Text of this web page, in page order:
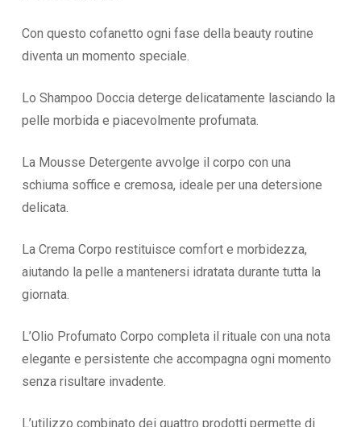
Con questo cofanetto ogni fase della beauty routine
diventa un momento speciale.
Lo Shampoo Doccia deterge delicatamente lasciando la
pelle morbida e piacevolmente profumata.
La Mousse Detergente avvolge il corpo con una
schiuma soffice e cremosa, ideale per una detersione
delicata.
La Crema Corpo restituisce comfort e morbidezza,
aiutando la pelle a mantenersi idratata durante tutta la
giornata.
L’Olio Profumato Corpo completa il rituale con una nota
elegante e persistente che accompagna ogni momento
senza risultare invadente.
L’utilizzo combinato dei quattro prodotti permette di